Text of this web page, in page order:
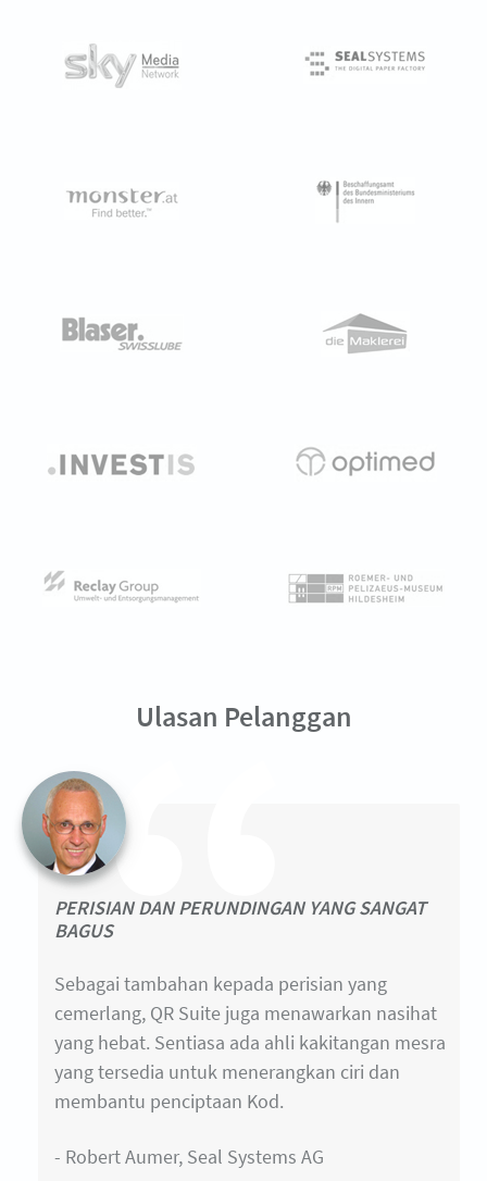
Ulasan Pelanggan
PERISIAN DAN PERUNDINGAN YANG SANGAT
BAGUS
Sebagai tambahan kepada perisian yang
cemerlang, QR Suite juga menawarkan nasihat
yang hebat. Sentiasa ada ahli kakitangan mesra
yang tersedia untuk menerangkan ciri dan
membantu penciptaan Kod.
- Robert Aumer, Seal Systems AG